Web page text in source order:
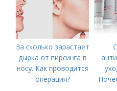
За сколько зарастает
дырка от пирсинга в
носу. Как проводится
операция?